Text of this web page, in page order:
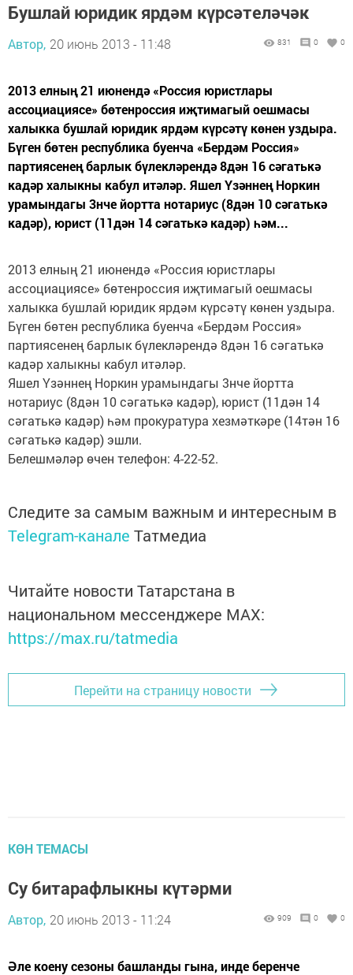
Бушлай юридик ярдәм күрсәтеләчәк
Автор, 20 июнь 2013 - 11:48 831 0 0
2013 елның 21 июнендә «Россия юристлары
ассоциациясе» бөтенроссия иҗтимагый оешмасы
халыкка бушлай юридик ярдәм күрсәтү көнен уздыра.
Бүген бөтен республика буенча «Бердәм Россия»
партиясенең барлык бүлекләрендә 8дән 16 сәгатькә
кадәр халыкны кабул итәләр. Яшел Үзәннең Норкин
урамындагы 3нче йортта нотариус (8дән 10 сәгатькә
кадәр), юрист (11дән 14 сәгатькә кадәр) һәм...
2013 елның 21 июнендә «Россия юристлары
ассоциациясе» бөтенроссия иҗтимагый оешмасы
халыкка бушлай юридик ярдәм күрсәтү көнен уздыра.
Бүген бөтен республика буенча «Бердәм Россия»
партиясенең барлык бүлекләрендә 8дән 16 сәгатькә
кадәр халыкны кабул итәләр.
Яшел Үзәннең Норкин урамындагы 3нче йортта
нотариус (8дән 10 сәгатькә кадәр), юрист (11дән 14
сәгатькә кадәр) һәм прокуратура хезмәткәре (14тән 16
сәгатькә кадәр) эшли.
Белешмәләр өчен телефон: 4-22-52.
Следите за самым важным и интересным в
Telegram-канале Татмедиа
Читайте новости Татарстана в
национальном мессенджере MАХ:
https://max.ru/tatmedia
Перейти на страницу новости
КӨН ТЕМАСЫ
Су битарафлыкны күтәрми
Автор, 20 июнь 2013 - 11:24 909 0 0
Әле коену сезоны башланды гына, инде беренче